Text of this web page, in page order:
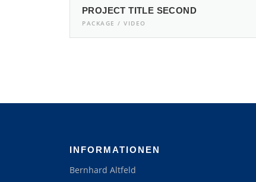
PROJECT TITLE SECOND
PACKAGE / VIDEO
INFORMATIONEN
Bernhard Altfeld